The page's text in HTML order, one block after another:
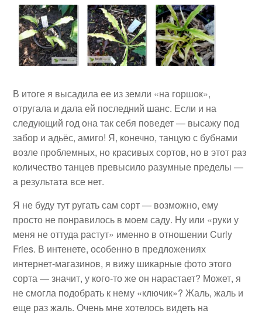
В итоге я высадила ее из земли «на горшок»,
отругала и дала ей последний шанс. Если и на
следующий год она так себя поведет — высажу под
забор и адьёс, амиго! Я, конечно, танцую с бубнами
возле проблемных, но красивых сортов, но в этот раз
количество танцев превысило разумные пределы —
а результата все нет.
Я не буду тут ругать сам сорт — возможно, ему
просто не понравилось в моем саду. Ну или «руки у
меня не оттуда растут» именно в отношении Curly
Fries. В интенете, особенно в предложениях
интернет-магазинов, я вижу шикарные фото этого
сорта — значит, у кого-то же он нарастает? Может, я
не смогла подобрать к нему «ключик»? Жаль, жаль и
еще раз жаль. Очень мне хотелось видеть на